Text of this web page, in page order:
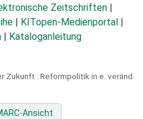
Zeitschriften
KITopen-Medienportal
Kataloganleitung
Zukunft : Reformpolitik in e. veränd.
Ansicht